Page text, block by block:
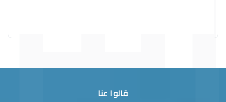
قالوا عنا